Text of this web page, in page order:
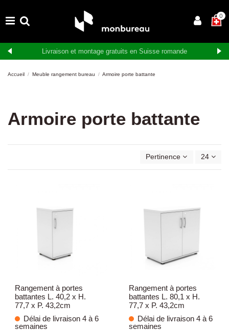
0
Livraison et montage gratuits en Suisse romande
Accueil Meuble rangement bureau Armoire porte battante
Armoire porte battante
Pertinence 24
Rangement à portes
battantes L. 40,2 x H.
77,7 x P. 43,2cm
Délai de livraison 4 à 6
semaines
Rangement à portes
battantes L. 80,1 x H.
77,7 x P. 43,2cm
Délai de livraison 4 à 6
semaines